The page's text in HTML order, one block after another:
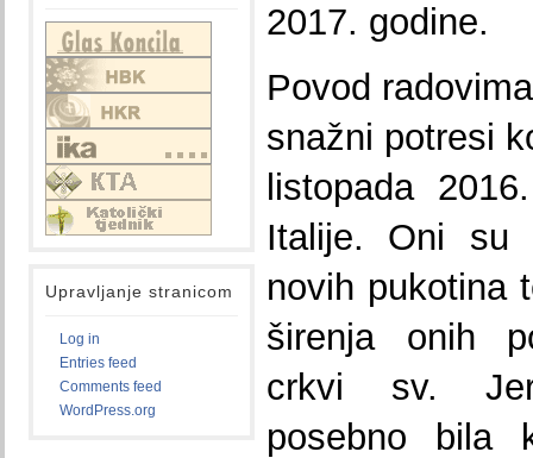
Upravljanje stranicom
Log in
Entries feed
Comments feed
WordPress.org
2017. godine.
Povod
snažni potresi
listopada
Italije. Oni su
novih pukotina
širenja onih
crkvi sv.
posebno bila